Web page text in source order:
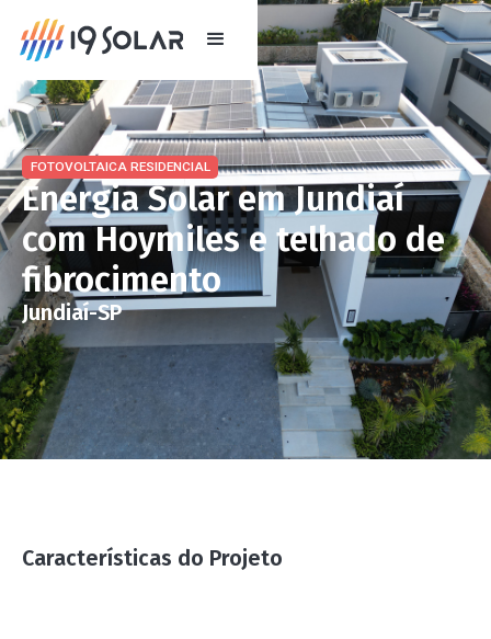
FOTOVOLTAICA RESIDENCIAL
Energia Solar em Jundiaí
com Hoymiles e telhado de
fibrocimento
Jundiaí-SP
Características do Projeto